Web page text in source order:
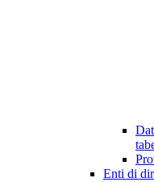
Enti di